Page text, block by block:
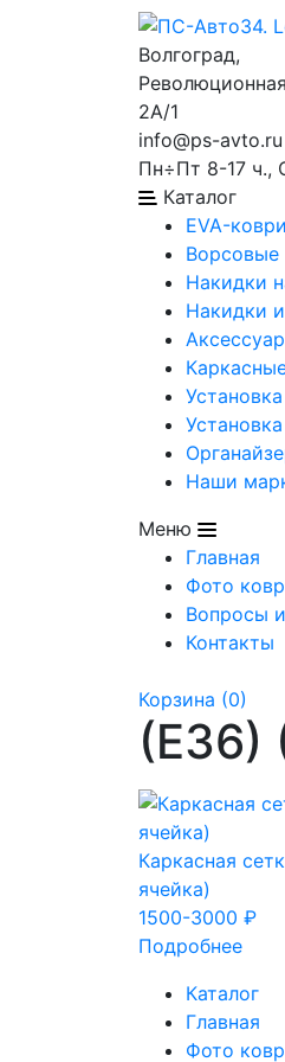
Волгоград,
Революционная
2А/1
info@ps-avto.ru
Пн÷Пт 8-17 ч.,
Каталог
EVA-
Ворсовые
Накидки
Накидки
Наши
Меню
Главная
Фото
Вопросы
Контакты
Корзина (0)
(E36)
Каркасная
ячейка)
1500-3000 ₽
Подробнее
Каталог
Главная
Фото